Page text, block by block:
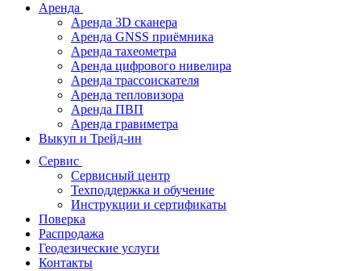
Нивелиры
Теодолиты
Трассоискатели
Неразрушающий
контроль
Аксессуары
Софт
Георадары
Акции
Гидрография
Подбор
Аренда
Аренда 3D сканера
Аренда GNSS приёмника
Аренда тахеометра
Аренда цифрового нивелира
Аренда трассоискателя
Аренда тепловизора
Аренда ПВП
Аренда гравиметра
Выкуп и Трейд-ин
Сервис
Сервисный центр
Техподдержка и обучение
Инструкции и сертификаты
Поверка
Распродажа
Геодезические услуги
Контакты